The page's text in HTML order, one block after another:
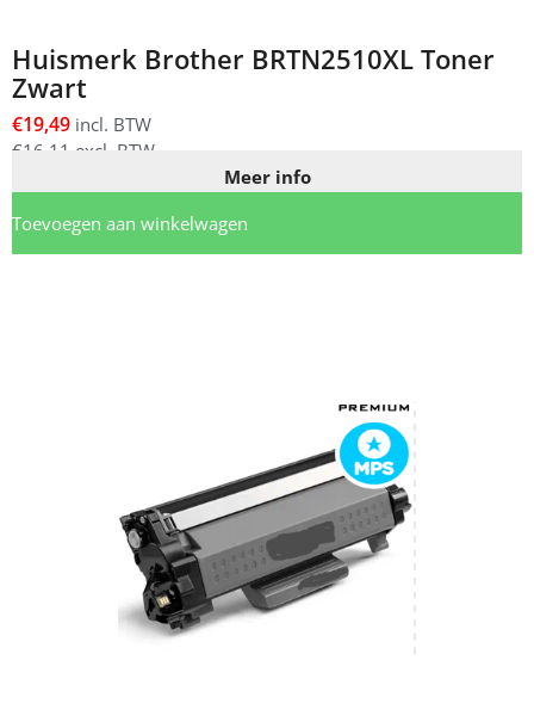
Huismerk Brother BRTN2510XL Toner
Zwart
€19,49 incl. BTW
€16,11 excl. BTW
Meer info
Toevoegen aan winkelwagen